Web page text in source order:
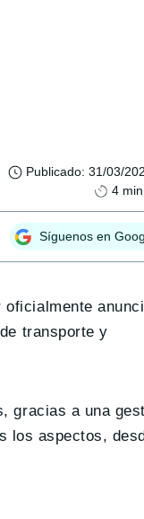
Publicado: 31/03/
4
Síguenos en
oficialmente
transporte y
gracias a una
los aspectos,